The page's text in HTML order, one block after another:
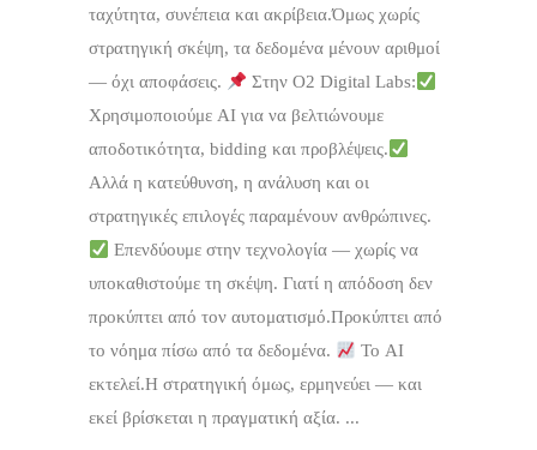
ταχύτητα, συνέπεια και ακρίβεια.Όμως χωρίς
στρατηγική σκέψη, τα δεδομένα μένουν αριθμοί
— όχι αποφάσεις.
Στην O2 Digital Labs:
Χρησιμοποιούμε AI για να βελτιώνουμε
αποδοτικότητα, bidding και προβλέψεις.
Αλλά η κατεύθυνση, η ανάλυση και οι
στρατηγικές επιλογές παραμένουν ανθρώπινες.
Επενδύουμε στην τεχνολογία — χωρίς να
υποκαθιστούμε τη σκέψη. Γιατί η απόδοση δεν
προκύπτει από τον αυτοματισμό.Προκύπτει από
το νόημα πίσω από τα δεδομένα.
Το AI
εκτελεί.Η στρατηγική όμως, ερμηνεύει — και
εκεί βρίσκεται η πραγματική αξία. ...